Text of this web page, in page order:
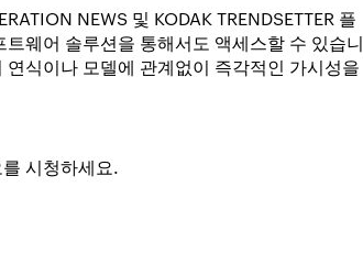
NEWS 및 KODAK TRENDSETTER 플
웨어 솔루션을 통해서도 액세스할 수 있습니
식이나 모델에 관계없이 즉각적인 가시성을
시청하세요.